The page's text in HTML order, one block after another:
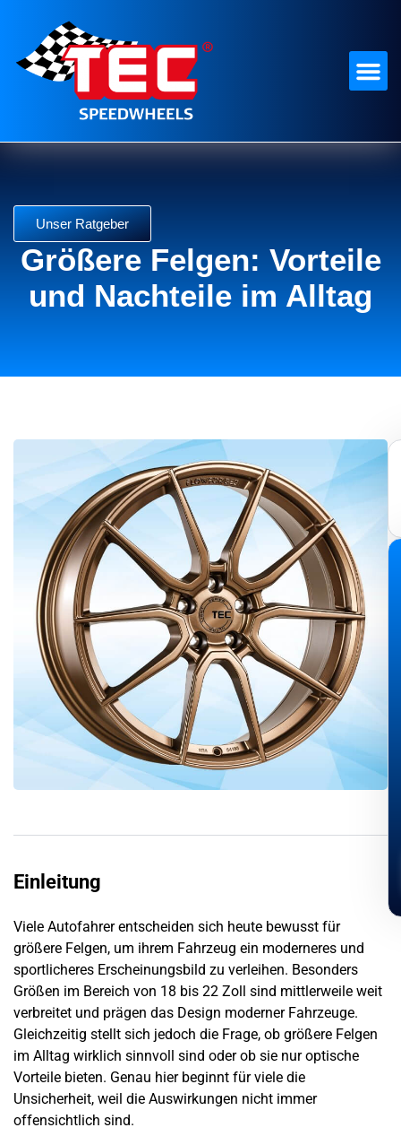
Unser Ratgeber
Größere Felgen: Vorteile
und Nachteile im Alltag
Einleitung
Viele Autofahrer entscheiden sich heute bewusst für
größere Felgen, um ihrem Fahrzeug ein moderneres und
sportlicheres Erscheinungsbild zu verleihen. Besonders
Größen im Bereich von 18 bis 22 Zoll sind mittlerweile weit
verbreitet und prägen das Design moderner Fahrzeuge.
Gleichzeitig stellt sich jedoch die Frage, ob größere Felgen
im Alltag wirklich sinnvoll sind oder ob sie nur optische
Vorteile bieten. Genau hier beginnt für viele die
Unsicherheit, weil die Auswirkungen nicht immer
offensichtlich sind.